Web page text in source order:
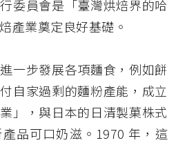
委員會是「臺灣烘焙界的哈
產業奠定良好基礎。
一步發展各項麵食，例如餅
自家過剩的麵粉產能，成立
」，與日本的日清製菓株式
品可口奶滋。1970 年，這